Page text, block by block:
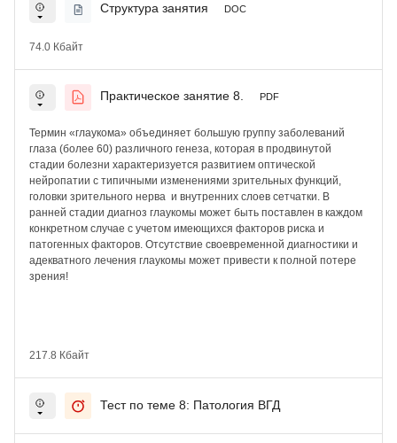
Структура занятия DOC
74.0 Кбайт
Практическое занятие 8. PDF
Термин «глаукома» объединяет большую группу заболеваний
глаза (более 60) различного генеза, которая в продвинутой
стадии болезни характеризуется развитием оптической
нейропатии с типичными изменениями зрительных функций,
головки зрительного нерва и внутренних слоев сетчатки. В
ранней стадии диагноз глаукомы может быть поставлен в каждом
конкретном случае с учетом имеющихся факторов риска и
патогенных факторов. Отсутствие своевременной диагностики и
адекватного лечения глаукомы может привести к полной потере
зрения!
217.8 Кбайт
Тест по теме 8: Патология ВГД